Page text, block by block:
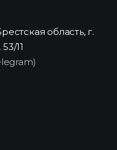
область, г.
11